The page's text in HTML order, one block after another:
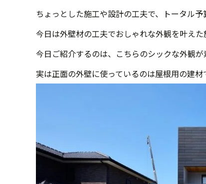
ちょっとした施工や設計の工夫で、トータル
今日は外壁材の工夫でおしゃれな外観を叶えた
今日ご紹介するのは、こちらのシックな外観
実は正面の外壁に使っているのは屋根用の建